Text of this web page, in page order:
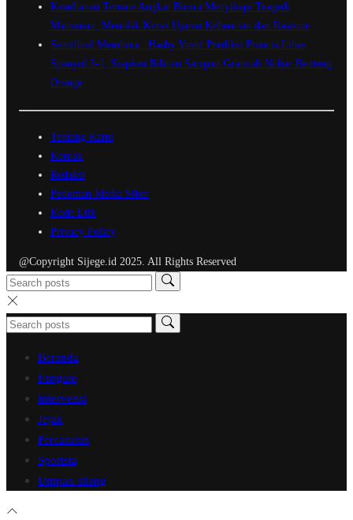
Kesultanan Ternate Angkat Bicara Menyikapi Tragedi
Matraman, Menolak Keras Ujaran Kebencian dan Rasisme
Semifinal Membara : Hasby Yusuf Prediksi Prancis Libas
Spanyol 3-1, Siapkan Ribuan Sarapan Gratis di Nobar Benteng
Orange
Tentang Kami
Kontak
Redaksi
Pedoman Media Siber
Kode Etik
Privacy Policy
@Copyright Sijege.id 2025. All Rights Reserved
Beranda
Fangare
Intervensi
Jejak
Percaturan
Sportsta
Umpan silang